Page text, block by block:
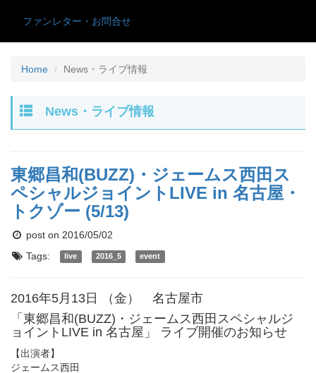
ファンレター・お問合せ
Home News・ライブ情報
News・ライブ情報
東郷昌和(BUZZ)・ジェームス西田ス
ペシャルジョイントLIVE in 名古屋・
トクゾー (5/13)
post on 2016/05/02
Tags:
live 2016_5 event
2016年5月13日 （金） 名古屋市
「東郷昌和(BUZZ)・ジェームス西田スペシャルジ
ョイントLIVE in 名古屋」 ライブ開催のお知らせ
【出演者】
ジェームス西田